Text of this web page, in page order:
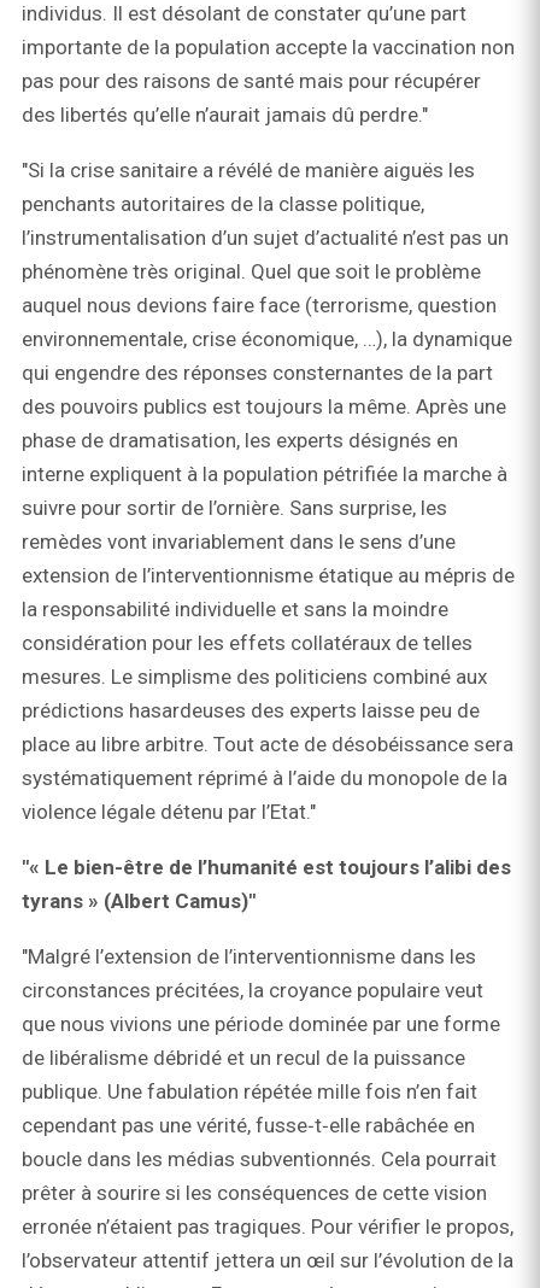
individus. Il est désolant de constater qu’une part
importante de la population accepte la vaccination non
pas pour des raisons de santé mais pour récupérer
des libertés qu’elle n’aurait jamais dû perdre."
"Si la crise sanitaire a révélé de manière aiguës les
penchants autoritaires de la classe politique,
l’instrumentalisation d’un sujet d’actualité n’est pas un
phénomène très original. Quel que soit le problème
auquel nous devions faire face (terrorisme, question
environnementale, crise économique, …), la dynamique
qui engendre des réponses consternantes de la part
des pouvoirs publics est toujours la même. Après une
phase de dramatisation, les experts désignés en
interne expliquent à la population pétrifiée la marche à
suivre pour sortir de l’ornière. Sans surprise, les
remèdes vont invariablement dans le sens d’une
extension de l’interventionnisme étatique au mépris de
la responsabilité individuelle et sans la moindre
considération pour les effets collatéraux de telles
mesures. Le simplisme des politiciens combiné aux
prédictions hasardeuses des experts laisse peu de
place au libre arbitre. Tout acte de désobéissance sera
systématiquement réprimé à l’aide du monopole de la
violence légale détenu par l’Etat."
"« Le bien-être de l’humanité est toujours l’alibi des
tyrans » (Albert Camus)"
"Malgré l’extension de l’interventionnisme dans les
circonstances précitées, la croyance populaire veut
que nous vivions une période dominée par une forme
de libéralisme débridé et un recul de la puissance
publique. Une fabulation répétée mille fois n’en fait
cependant pas une vérité, fusse‑t‑elle rabâchée en
boucle dans les médias subventionnés. Cela pourrait
prêter à sourire si les conséquences de cette vision
erronée n’étaient pas tragiques. Pour vérifier le propos,
l’observateur attentif jettera un œil sur l’évolution de la